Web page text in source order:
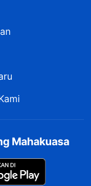
Mahakuasa